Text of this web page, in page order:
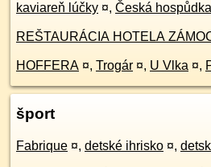
kaviareň lúčky ¤, Česká
REŠTAURÁCIA HOTELA
HOFFERA ¤, Trogár ¤, U Vlka ¤,
šport
Fabrique ¤, detské ihrisko ¤,